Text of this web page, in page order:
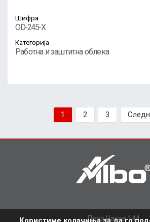
Шифра
OD-245-X
Категорија
Работна и заштитна облека
1 2 3
Перо Наков 144